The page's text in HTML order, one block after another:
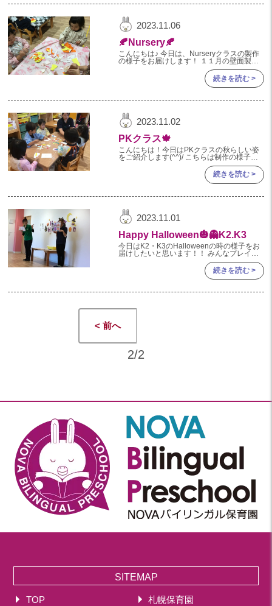
2023.11.06
🍂Nursery🍂
こんにちは♪ 今日は、Nurseryクラスの製作
の様子をお届けします！ １１月の壁面製作
は「ミノムシ」を作りました。 顔をシール
やクレヨンを使って作ったり、ミノムシの洋
続きを読む >
2023.11.02
PKクラス🍁
こんにちは！今日はPKクラスの秋らしい姿
をご紹介します(^^)/ こちらは制作の様子で
す♡白い画用紙に、切った折り紙を張り付け
てミノムシを作りました🍂糊を上手に使って
きれいなミノムシが完成しまし
続きを読む >
2023.11.01
Happy Halloween🎃👻K2.K3
今日はK2・K3のHalloweenの時の様子をお
届けしたいと思います！！ みんなプレイル
Halloweenについて教えてくれました！！
続きを読む >
< 前へ
2/2
SITEMAP
TOP
札幌保育園